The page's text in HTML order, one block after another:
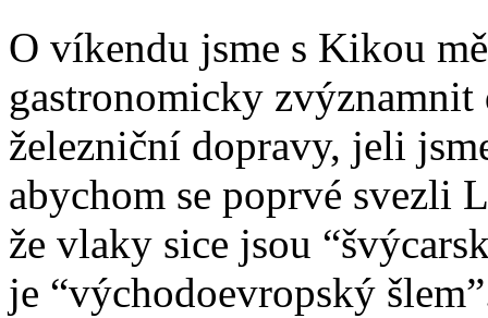
O víkendu jsme s Kikou
gastronomicky
železniční dopravy, jeli
abychom se poprvé svezli
že vlaky sice jsou
je “východoevropský